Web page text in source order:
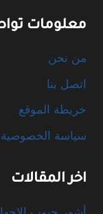
معلومات
من نحن
اتصل بنا
خريطة الموقع
سياسة الخصوصية
اخر المقالات